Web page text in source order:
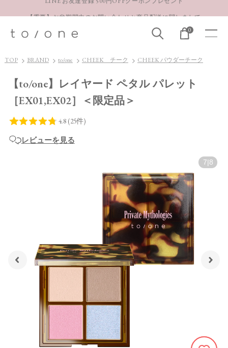
LINE お友達登録 500円OFFクーポンプレゼント
0
TOP BRAND to/one CHEEK チーク CHEEK パウダーチーク
【to/one】レイヤード ペタル パレット
［EX01,EX02］＜限定品＞
レビューを見る
7 8